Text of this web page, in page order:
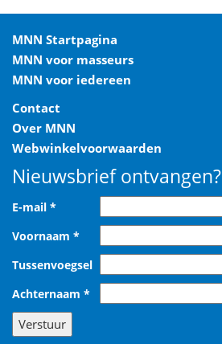
MNN Startpagina
MNN voor masseurs
MNN voor iedereen
Contact
Over MNN
Webwinkelvoorwaarden
Nieuwsbrief ontvangen?
E-mail *
Voornaam *
Tussenvoegsel
Achternaam *